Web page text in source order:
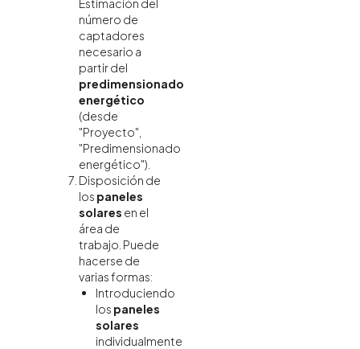
Estimación del
número de
captadores
necesario a
partir del
predimensionado
energético
(desde
"Proyecto",
"Predimensionado
energético").
Disposición de
los paneles
solares en el
área de
trabajo. Puede
hacerse de
varias formas:
Introduciendo
los paneles
solares
individualmente